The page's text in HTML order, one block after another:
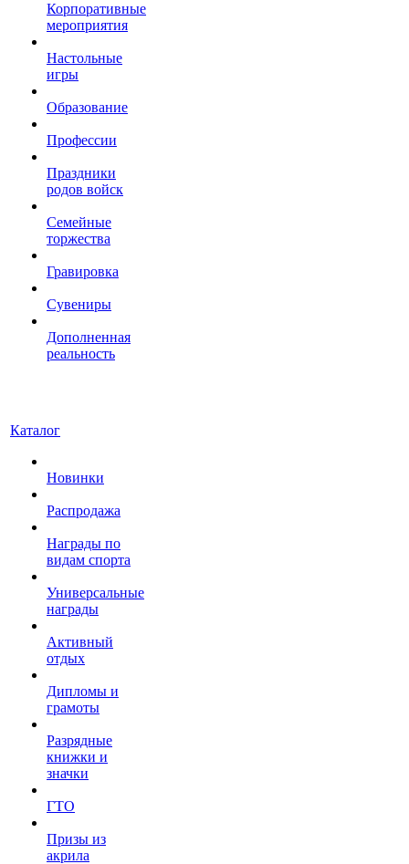
Корпоративные
мероприятия
Настольные
игры
Образование
Профессии
Праздники
родов войск
Семейные
торжества
Гравировка
Сувениры
Дополненная
реальность
Каталог
Новинки
Распродажа
Награды по
видам спорта
Универсальные
награды
Активный
отдых
Дипломы и
грамоты
Разрядные
книжки и
значки
ГТО
Призы из
акрила